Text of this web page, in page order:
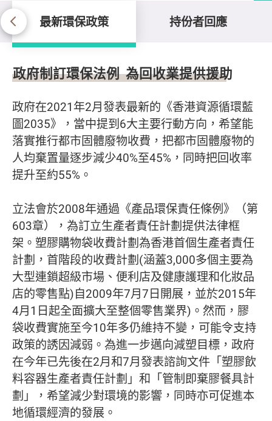
最新環保政策 持份者回應
最新環保政策
政府制訂環保法例 為回收業提供援助
政府在2021年2月發表最新的《香港資源循環藍
圖2035》，當中提到6大主要行動方向，希望能
落實推行都市固體廢物收費，把都市固體廢物的
人均棄置量逐步減少40%至45%，同時把回收率
提升至約55%。
立法會於2008年通過《產品環保責任條例》（第
603章），為訂立生產者責任計劃提供法律框
架。塑膠購物袋收費計劃為香港首個生產者責任
計劃，首階段的收費計劃(涵蓋3,000多個主要為
大型連鎖超級市場、便利店及健康護理和化妝品
店的零售點)自2009年7月7日開展，並於2015年
4月1日起全面擴大至整個零售業界)。然而，膠
袋收費實施至今10年多仍維持不變，可能令支持
政策的誘因減弱。為進一步邁向減塑目標，政府
在今年已先後在2月和7月發表諮詢文件「塑膠飲
料容器生產者責任計劃」和「管制即棄膠餐具計
劃」，希望減少對環境的影響，同時亦可促進本
地循環經濟的發展。